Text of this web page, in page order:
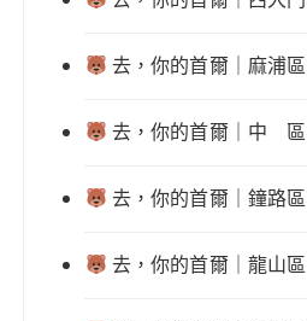
去，你的首爾｜麻浦區
去，你的首爾｜中 區
去，你的首爾｜鐘路區
去，你的首爾｜龍山區